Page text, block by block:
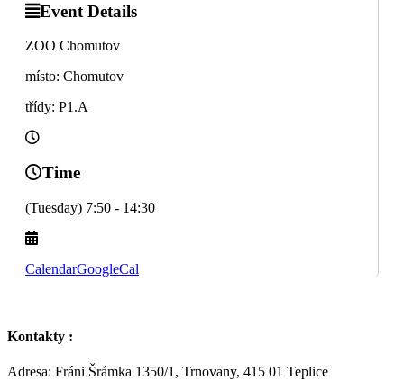
Event Details
ZOO Chomutov
místo: Chomutov
třídy: P1.A
Time
(Tuesday) 7:50 - 14:30
CalendarGoogleCal
Kontakty :
Adresa: Fráni Šrámka 1350/1, Trnovany, 415 01 Teplice